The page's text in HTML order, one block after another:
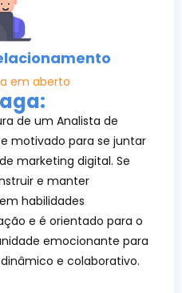
em aberto
de um Analista de
motivado para se juntar
marketing digital. Se
e manter
habilidades
e é orientado para o
emocionante para
e colaborativo.